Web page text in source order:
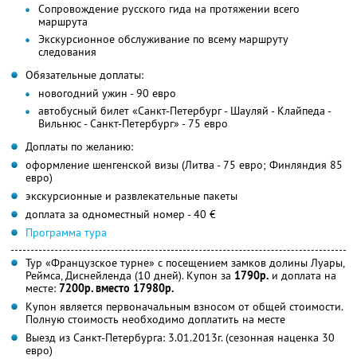
Сопровождение русского гида на протяжении всего
маршрута
Экскурсионное обслуживание по всему маршруту
следования
Обязательные доплаты:
новогодний ужин - 90 евро
автобусный билет «Санкт-Петербург - Шауляй - Клайпеда -
Вильнюс - Санкт-Петербург» - 75 евро
Доплаты по желанию:
оформление шенгенской визы (Литва - 75 евро; Финляндия 85
евро)
экскурсионные и развлекательные пакеты
доплата за одноместный номер - 40 €
Программа тура
Тур «Французское турне» с посещением замков долины Луары,
Реймса, Диснейленда (10 дней). Купон за 1790р. и доплата на
месте: 7200р. вместо 17980р.
Купон является первоначальным взносом от общей стоимости.
Полную стоимость необходимо доплатить на месте
Выезд из Санкт-Петербурга: 3.01.2013г. (сезонная наценка 30
евро)